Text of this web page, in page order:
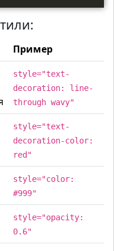
Пример
style="text-
decoration: line-
through wavy"
style="text-
decoration-color:
red"
style="color:
#999"
style="opacity:
0.6"